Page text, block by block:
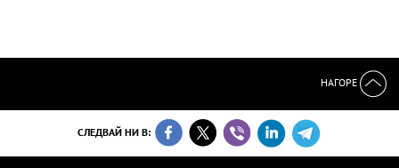
НАГОРЕ
СЛЕДВАЙ НИ В: